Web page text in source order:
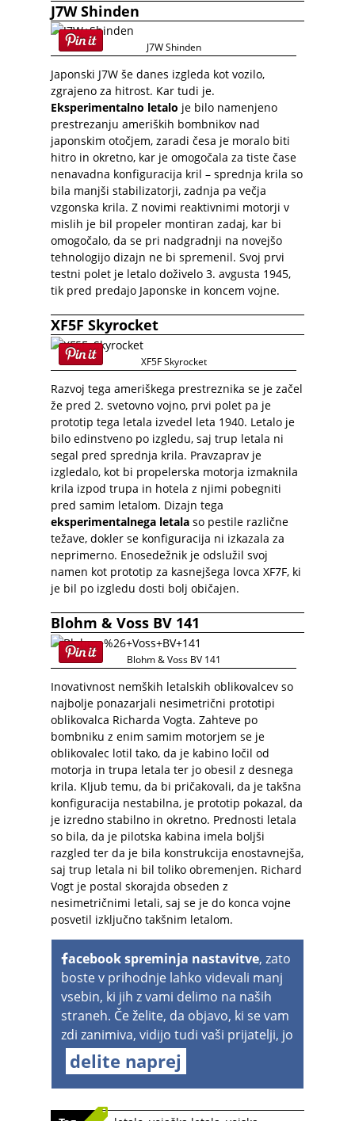
J7W Shinden
J7W Shinden
Japonski J7W še danes izgleda kot vozilo,
zgrajeno za hitrost. Kar tudi je.
Eksperimentalno letalo je bilo namenjeno
prestrezanju ameriških bombnikov nad
japonskim otočjem, zaradi česa je moralo biti
hitro in okretno, kar je omogočala za tiste čase
nenavadna konfiguracija kril – sprednja krila so
bila manjši stabilizatorji, zadnja pa večja
vzgonska krila. Z novimi reaktivnimi motorji v
mislih je bil propeler montiran zadaj, kar bi
omogočalo, da se pri nadgradnji na novejšo
tehnologijo dizajn ne bi spremenil. Svoj prvi
testni polet je letalo doživelo 3. avgusta 1945,
tik pred predajo Japonske in koncem vojne.
XF5F Skyrocket
XF5F Skyrocket
Razvoj tega ameriškega prestreznika se je začel
že pred 2. svetovno vojno, prvi polet pa je
prototip tega letala izvedel leta 1940. Letalo je
bilo edinstveno po izgledu, saj trup letala ni
segal pred sprednja krila. Pravzaprav je
izgledalo, kot bi propelerska motorja izmaknila
krila izpod trupa in hotela z njimi pobegniti
pred samim letalom. Dizajn tega
eksperimentalnega letala so pestile različne
težave, dokler se konfiguracija ni izkazala za
neprimerno. Enosedežnik je odslužil svoj
namen kot prototip za kasnejšega lovca XF7F, ki
je bil po izgledu dosti bolj običajen.
Blohm & Voss BV 141
Blohm & Voss BV 141
Inovativnost nemških letalskih oblikovalcev so
najbolje ponazarjali nesimetrični prototipi
oblikovalca Richarda Vogta. Zahteve po
bombniku z enim samim motorjem se je
oblikovalec lotil tako, da je kabino ločil od
motorja in trupa letala ter jo obesil z desnega
krila. Kljub temu, da bi pričakovali, da je takšna
konfiguracija nestabilna, je prototip pokazal, da
je izredno stabilno in okretno. Prednosti letala
so bila, da je pilotska kabina imela boljši
razgled ter da je bila konstrukcija enostavnejša,
saj trup letala ni bil toliko obremenjen. Richard
Vogt je postal skorajda obseden z
nesimetričnimi letali, saj se je do konca vojne
posvetil izključno takšnim letalom.
acebook spreminja nastavitve, zato
boste v prihodnje lahko videvali manj
vsebin, ki jih z vami delimo na naših
straneh. Če želite, da objavo, ki se vam
zdi zanimiva, vidijo tudi vaši prijatelji, jo
delite naprej